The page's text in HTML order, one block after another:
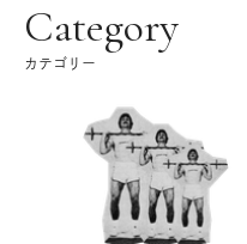
Category
カテゴリー